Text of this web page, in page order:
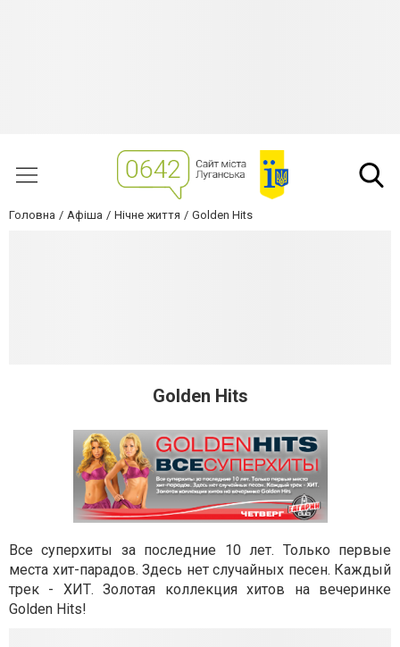
Головна Афіша Нічне життя Golden Hits
Golden Hits
Все суперхиты за последние 10 лет. Только первые
места хит-парадов. Здесь нет случайных песен. Каждый
трек - ХИТ. Золотая коллекция хитов на вечеринке
Golden Hits!